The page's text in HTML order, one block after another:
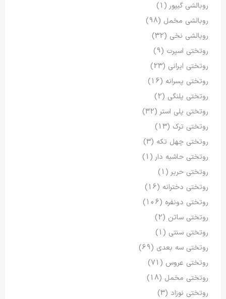
روبالشی گیپور (1)
روبالشی مخمل (98)
روبالشی نخی (32)
روتختی اسپرت (9)
روتختی ایرانی (23)
روتختی پسرانه (16)
روتختی پلنگی (2)
روتختی پلی استر (32)
روتختی ترک (13)
روتختی چهل تکه (3)
روتختی حاشیه دار (1)
روتختی حریر (1)
روتختی دخترانه (16)
روتختی دونفره (106)
روتختی ساتن (2)
روتختی سنتی (1)
روتختی سه بعدی (69)
روتختی عروس (71)
روتختی مخمل (18)
روتختی نوزاد (3)